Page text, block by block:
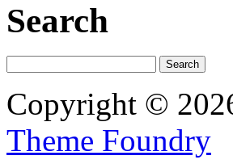
Search
Copyright ©
Theme Foundry